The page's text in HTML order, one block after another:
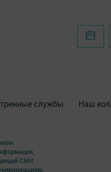
службы Наш
СМИ.